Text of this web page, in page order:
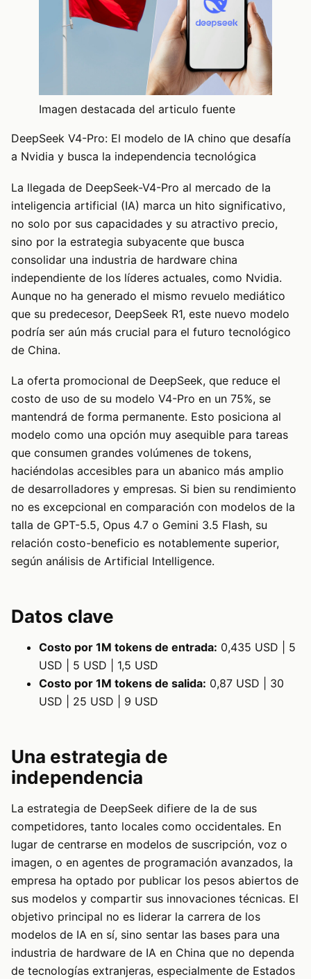
Imagen destacada del articulo fuente
DeepSeek V4-Pro: El modelo de IA chino que desafía
a Nvidia y busca la independencia tecnológica
La llegada de DeepSeek-V4-Pro al mercado de la
inteligencia artificial (IA) marca un hito significativo,
no solo por sus capacidades y su atractivo precio,
sino por la estrategia subyacente que busca
consolidar una industria de hardware china
independiente de los líderes actuales, como Nvidia.
Aunque no ha generado el mismo revuelo mediático
que su predecesor, DeepSeek R1, este nuevo modelo
podría ser aún más crucial para el futuro tecnológico
de China.
La oferta promocional de DeepSeek, que reduce el
costo de uso de su modelo V4-Pro en un 75%, se
mantendrá de forma permanente. Esto posiciona al
modelo como una opción muy asequible para tareas
que consumen grandes volúmenes de tokens,
haciéndolas accesibles para un abanico más amplio
de desarrolladores y empresas. Si bien su rendimiento
no es excepcional en comparación con modelos de la
talla de GPT-5.5, Opus 4.7 o Gemini 3.5 Flash, su
relación costo-beneficio es notablemente superior,
según análisis de Artificial Intelligence.
Datos clave
Costo por 1M tokens de entrada: 0,435 USD | 5
USD | 5 USD | 1,5 USD
Costo por 1M tokens de salida: 0,87 USD | 30
USD | 25 USD | 9 USD
Una estrategia de
independencia
La estrategia de DeepSeek difiere de la de sus
competidores, tanto locales como occidentales. En
lugar de centrarse en modelos de suscripción, voz o
imagen, o en agentes de programación avanzados, la
empresa ha optado por publicar los pesos abiertos de
sus modelos y compartir sus innovaciones técnicas. El
objetivo principal no es liderar la carrera de los
modelos de IA en sí, sino sentar las bases para una
industria de hardware de IA en China que no dependa
de tecnologías extranjeras, especialmente de Estados